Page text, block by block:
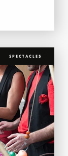
SPECTACLES